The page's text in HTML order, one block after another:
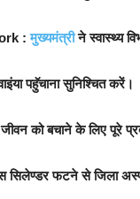
:मुख्यमंत्रीने स्वास्थ्य
पहुॅचाना सुनिश्चित करें।
जीवन को बचाने के लिए पूरे
सिलेण्डर फटने से जिला